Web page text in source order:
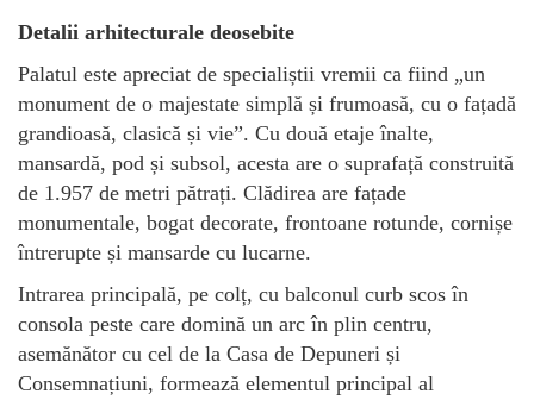
Detalii arhitecturale deosebite
Palatul este apreciat de specialiștii vremii ca fiind „un
monument de o majestate simplă și frumoasă, cu o fațadă
grandioasă, clasică și vie”. Cu două etaje înalte,
mansardă, pod și subsol, acesta are o suprafață construită
de 1.957 de metri pătrați. Clădirea are fațade
monumentale, bogat decorate, frontoane rotunde, cornișe
întrerupte și mansarde cu lucarne.
Intrarea principală, pe colț, cu balconul curb scos în
consola peste care domină un arc în plin centru,
asemănător cu cel de la Casa de Depuneri și
Consemnațiuni, formează elementul principal al